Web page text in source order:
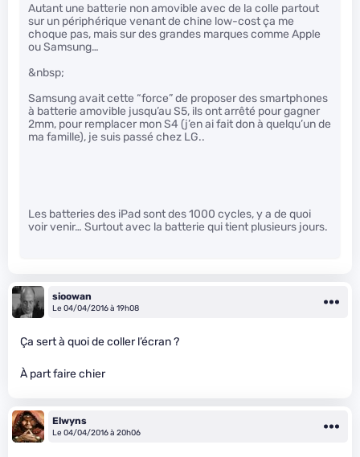
Autant une batterie non amovible avec de la colle partout
sur un périphérique venant de chine low-cost ça me
choque pas, mais sur des grandes marques comme Apple
ou Samsung…
&nbsp;
Samsung avait cette “force” de proposer des smartphones
à batterie amovible jusqu’au S5, ils ont arrêté pour gagner
2mm, pour remplacer mon S4 (j’en ai fait don à quelqu’un de
ma famille), je suis passé chez LG..
Les batteries des iPad sont des 1000 cycles, y a de quoi
voir venir… Surtout avec la batterie qui tient plusieurs jours.
sioowan
Le 04/04/2016 à 19h08
Ça sert à quoi de coller l’écran ?
À part faire chier
Elwyns
Le 04/04/2016 à 20h06